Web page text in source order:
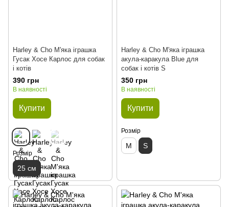
Harley & Cho М'яка іграшка
Гусак Хосе Карлос для собак
і котів
390 грн
В наявності
Купити
Розмір
25 см
Harley & Cho М'яка іграшка
акула-каракула Blue для
собак і котів S
350 грн
В наявності
Купити
Розмір
M S